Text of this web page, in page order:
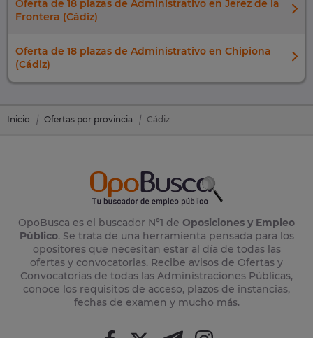
Oferta de 18 plazas de Administrativo en Jerez de la
Frontera (Cádiz)
Oferta de 18 plazas de Administrativo en Chipiona
(Cádiz)
Inicio Ofertas por provincia Cádiz
OpoBusca es el buscador Nº1 de Oposiciones y Empleo
Público. Se trata de una herramienta pensada para los
opositores que necesitan estar al día de todas las
ofertas y convocatorias. Recibe avisos de Ofertas y
Convocatorias de todas las Administraciones Públicas,
conoce los requisitos de acceso, plazos de instancias,
fechas de examen y mucho más.